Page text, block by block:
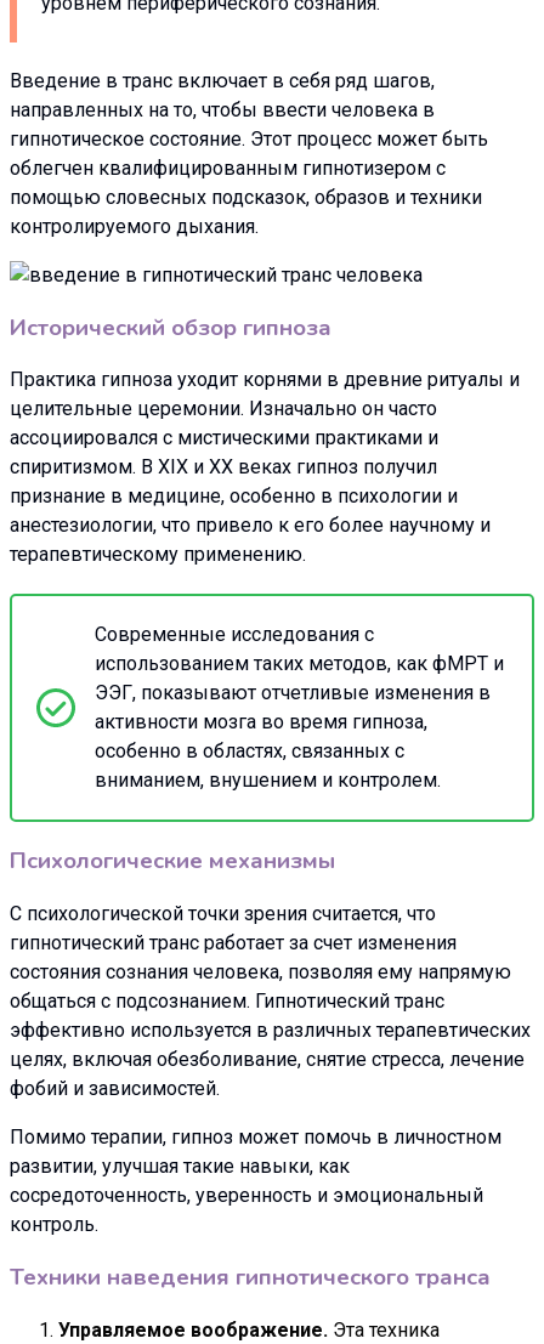
Введение в транс включает в себя ряд шагов,
направленных на то, чтобы ввести человека в
гипнотическое состояние. Этот процесс может быть
облегчен квалифицированным гипнотизером с
помощью словесных подсказок, образов и техники
контролируемого дыхания.
Исторический обзор гипноза
Практика гипноза уходит корнями в древние ритуалы и
целительные церемонии. Изначально он часто
ассоциировался с мистическими практиками и
спиритизмом. В XIX и XX веках гипноз получил
признание в медицине, особенно в психологии и
анестезиологии, что привело к его более научному и
терапевтическому применению.
Современные исследования с
использованием таких методов, как фМРТ и
ЭЭГ, показывают отчетливые изменения в
активности мозга во время гипноза,
особенно в областях, связанных с
вниманием, внушением и контролем.
Психологические механизмы
С психологической точки зрения считается, что
гипнотический транс работает за счет изменения
состояния сознания человека, позволяя ему напрямую
общаться с подсознанием. Гипнотический транс
эффективно используется в различных терапевтических
целях, включая обезболивание, снятие стресса, лечение
фобий и зависимостей.
Помимо терапии, гипноз может помочь в личностном
развитии, улучшая такие навыки, как
сосредоточенность, уверенность и эмоциональный
контроль.
Техники наведения гипнотического транса
Управляемое воображение. Эта техника